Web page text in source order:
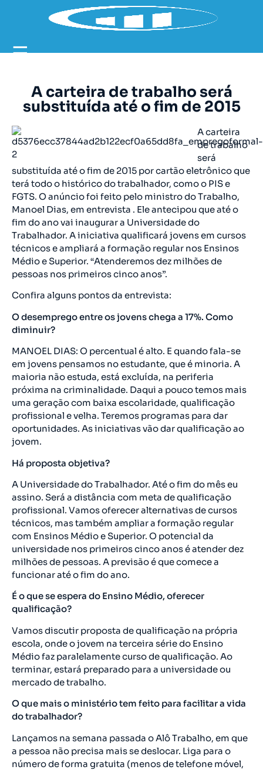
☰
A carteira de trabalho será
substituída até o fim de 2015
A carteira
de trabalho
será
substituída até o fim de 2015 por cartão eletrônico que
terá todo o histórico do trabalhador, como o PIS e
FGTS. O anúncio foi feito pelo ministro do Trabalho,
Manoel Dias, em entrevista . Ele antecipou que até o
fim do ano vai inaugurar a Universidade do
Trabalhador. A iniciativa qualificará jovens em cursos
técnicos e ampliará a formação regular nos Ensinos
Médio e Superior. “Atenderemos dez milhões de
pessoas nos primeiros cinco anos”.
Confira alguns pontos da entrevista:
O desemprego entre os jovens chega a 17%. Como
diminuir?
MANOEL DIAS: O percentual é alto. E quando fala-se
em jovens pensamos no estudante, que é minoria. A
maioria não estuda, está excluída, na periferia
próxima na criminalidade. Daqui a pouco temos mais
uma geração com baixa escolaridade, qualificação
profissional e velha. Teremos programas para dar
oportunidades. As iniciativas vão dar qualificação ao
jovem.
Há proposta objetiva?
A Universidade do Trabalhador. Até o fim do mês eu
assino. Será a distância com meta de qualificação
profissional. Vamos oferecer alternativas de cursos
técnicos, mas também ampliar a formação regular
com Ensinos Médio e Superior. O potencial da
universidade nos primeiros cinco anos é atender dez
milhões de pessoas. A previsão é que comece a
funcionar até o fim do ano.
É o que se espera do Ensino Médio, oferecer
qualificação?
Vamos discutir proposta de qualificação na própria
escola, onde o jovem na terceira série do Ensino
Médio faz paralelamente curso de qualificação. Ao
terminar, estará preparado para a universidade ou
mercado de trabalho.
O que mais o ministério tem feito para facilitar a vida
do trabalhador?
Lançamos na semana passada o Alô Trabalho, em que
a pessoa não precisa mais se deslocar. Liga para o
número de forma gratuita (menos de telefone móvel,